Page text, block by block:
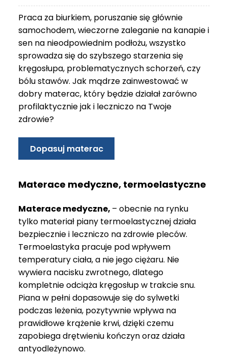
Praca za biurkiem, poruszanie się głównie
samochodem, wieczorne zaleganie na kanapie i
sen na nieodpowiednim podłożu, wszystko
sprowadza się do szybszego starzenia się
kręgosłupa, problematycznych schorzeń, czy
bólu stawów. Jak mądrze zainwestować w
dobry materac, który będzie działał zarówno
profilaktycznie jak i leczniczo na Twoje
zdrowie?
Dopasuj materac
Materace medyczne, termoelastyczne
Materace medyczne, – obecnie na rynku
tylko materiał piany termoelastycznej działa
bezpiecznie i leczniczo na zdrowie pleców.
Termoelastyka pracuje pod wpływem
temperatury ciała, a nie jego ciężaru. Nie
wywiera nacisku zwrotnego, dlatego
kompletnie odciąża kręgosłup w trakcie snu.
Piana w pełni dopasowuje się do sylwetki
podczas leżenia, pozytywnie wpływa na
prawidłowe krążenie krwi, dzięki czemu
zapobiega drętwieniu kończyn oraz działa
antyodleżynowo.